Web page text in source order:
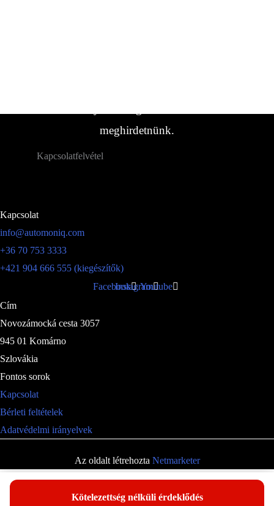
Kötelezettség nélküli érdeklődés
meghirdetnünk.
Kapcsolatfelvétel
Kapcsolat
info@automoniq.com
+36 70 753 3333
+421 904 666 555 (kiegészítők)
FacebookInstagramYoutube
Cím
Novozámocká cesta 3057
945 01 Komárno
Szlovákia
Fontos sorok
Kapcsolat
Bérleti feltételek
Adatvédelmi irányelvek
Az oldalt létrehozta Netmarketer